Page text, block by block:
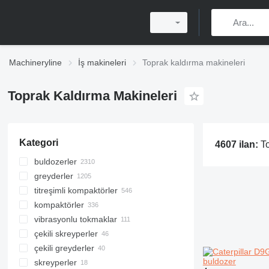
Machineryline İş makineleri Toprak kaldırma makineleri
Toprak Kaldırma Makineleri
Kategori
buldozerler
greyderler
titreşimli kompaktörler
kompaktörler
vibrasyonlu tokmaklar
çekili skreyperler
çekili greyderler
skreyperler
4607 ilan:
buldozer